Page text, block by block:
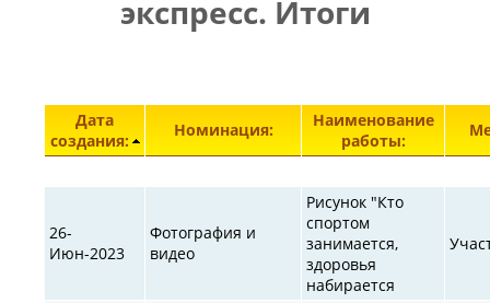
экспресс. Итоги
Дата
создания:
Номинация:
Наименование
работы:
26-
Июн-2023
Фотография и
видео
Рисунок "Кто
спортом
занимается,
здоровья
набирается